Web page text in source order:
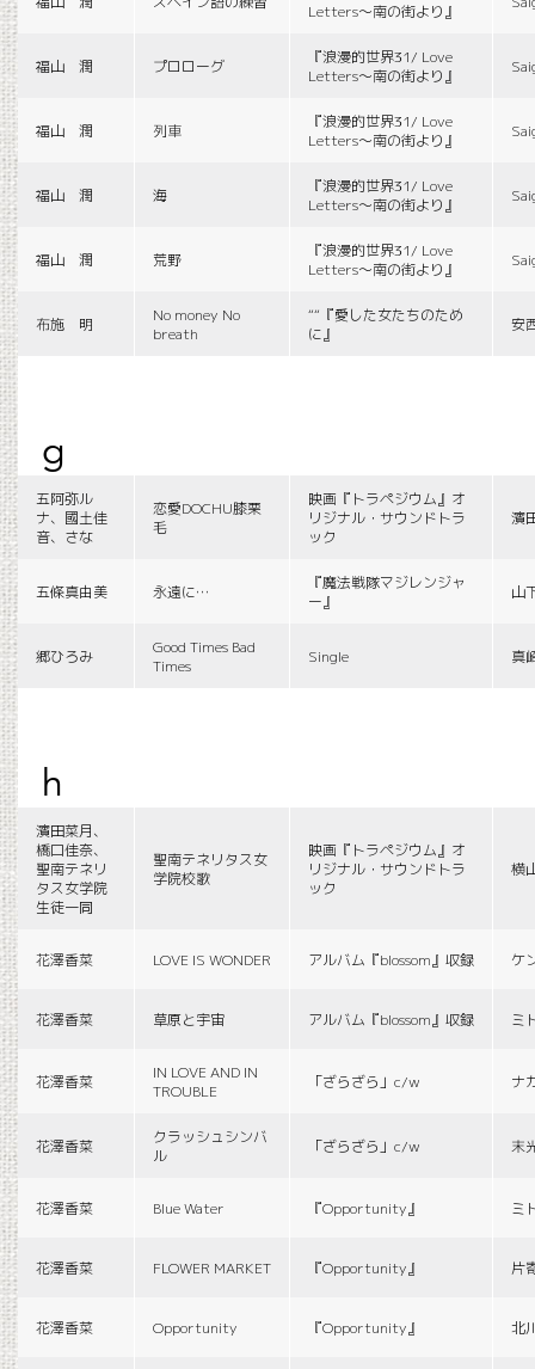
Letters〜南の街より』
福山 潤 プロローグ
『浪漫的世界31/ Love
Letters〜南の街より』
福山 潤 列車
『浪漫的世界31/ Love
Letters〜南の街より』
福山 潤 海
『浪漫的世界31/ Love
Letters〜南の街より』
福山 潤 荒野
『浪漫的世界31/ Love
Letters〜南の街より』
布施 明
No money No
breath
““『愛した女たちのため
に』
安
g
五阿弥ル
ナ、國土佳
音、さな
恋愛DOCHU膝栗
毛
映画『トラペジウム』オ
リジナル・サウンドトラ
ック
濱
五條真由美 永遠に…
『魔法戦隊マジレンジャ
ー』
山
郷ひろみ
Good Times Bad
Times
Single 真
h
濱田菜月、
橋口佳奈、
聖南テネリ
タス女学院
生徒一同
聖南テネリタス女
学院校歌
映画『トラペジウム』オ
リジナル・サウンドトラ
ック
横
花澤香菜 LOVE IS WONDER アルバム『blossom』収録 ケ
花澤香菜 草原と宇宙 アルバム『blossom』収録 ミ
花澤香菜
IN LOVE AND IN
TROUBLE
「ざらざら」c/w ナ
花澤香菜
クラッシュシンバ
ル
「ざらざら」c/w 末
花澤香菜 Blue Water 『Opportunity』 ミ
花澤香菜 FLOWER MARKET 『Opportunity』 片
花澤香菜 Opportunity 『Opportunity』 北